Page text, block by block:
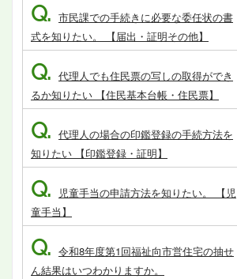
Q. 市民課での手続きに必要な委任状の書
式を知りたい。 【届出・証明その他】
Q. 代理人でも住民票の写しの取得ができ
るか知りたい 【住民基本台帳・住民票】
Q. 代理人の場合の印鑑登録の手続方法を
知りたい 【印鑑登録・証明】
Q.
児童手当の申請方法を知りたい。 【児
童手当】
Q. 令和8年度第1回福祉向市営住宅の抽せ
ん結果はいつわかりますか。